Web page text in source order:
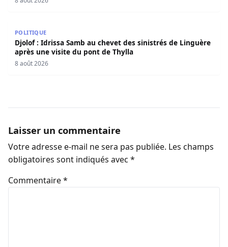
POLITIQUE
Djolof : Idrissa Samb au chevet des sinistrés de Linguère
après une visite du pont de Thylla
8 août 2026
Laisser un commentaire
Votre adresse e-mail ne sera pas publiée. Les champs
obligatoires sont indiqués avec *
Commentaire*